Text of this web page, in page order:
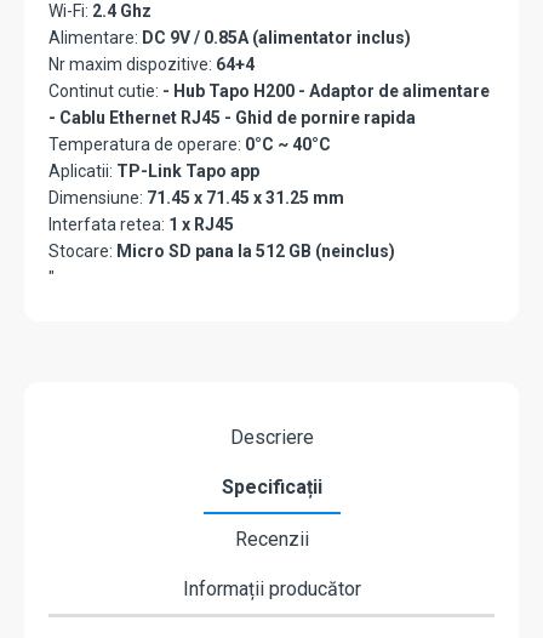
Wi-Fi: 2.4 Ghz
Alimentare: DC 9V / 0.85A (alimentator inclus)
Nr maxim dispozitive: 64+4
Continut cutie: - Hub Tapo H200 - Adaptor de alimentare
- Cablu Ethernet RJ45 - Ghid de pornire rapida
Temperatura de operare: 0°C ~ 40°C
Aplicatii: TP-Link Tapo app
Dimensiune: 71.45 x 71.45 x 31.25 mm
Interfata retea: 1 x RJ45
Stocare: Micro SD pana la 512 GB (neinclus)
"
Descriere
Specificații
Recenzii
Informații producător